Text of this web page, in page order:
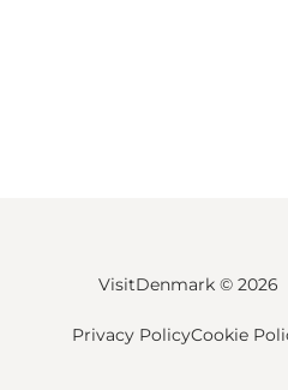
VisitDenmark © 2026
Privacy PolicyCookie